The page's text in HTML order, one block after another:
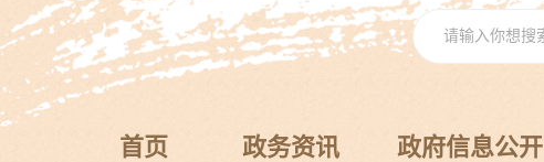
首页 政务资讯 政府信息公开